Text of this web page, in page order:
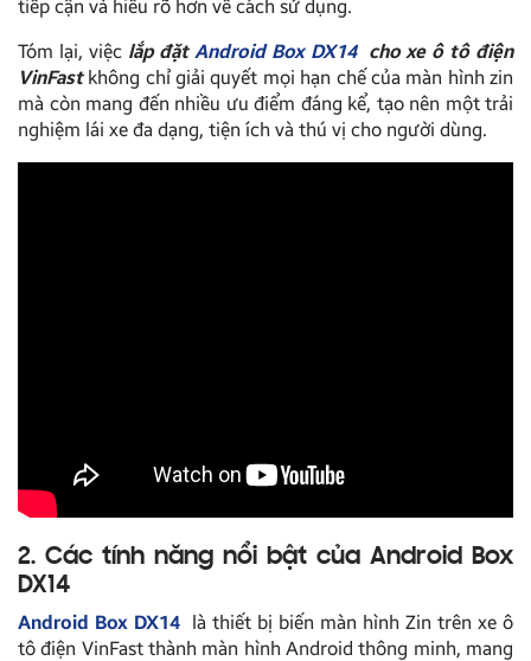
tiếp cận và hiểu rõ hơn về cách sử dụng.
Tóm lại, việc lắp đặt Android Box DX14cho xe ô tô điện
VinFastkhông chỉ giải quyết mọi hạn chế của màn hình zin
mà còn mang đến nhiều ưu điểm đáng kể, tạo nên một trải
nghiệm lái xe đa dạng, tiện ích và thú vị cho người dùng.
2. Các tính năng nổi bật của Android Box
DX14
Android Box DX14 là thiết bị biến màn hình Zin trên xe ô
tô điện VinFast thành màn hình Android thông minh, mang